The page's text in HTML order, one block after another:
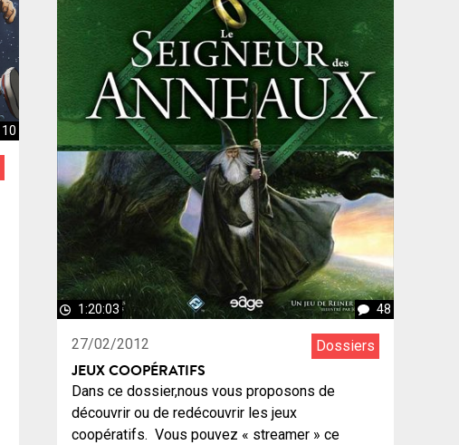
10
1:20:03 48
27/02/2012 Dossiers
JEUX COOPÉRATIFS
Dans ce dossier,nous vous proposons de
découvrir ou de redécouvrir les jeux
coopératifs. Vous pouvez « streamer » ce